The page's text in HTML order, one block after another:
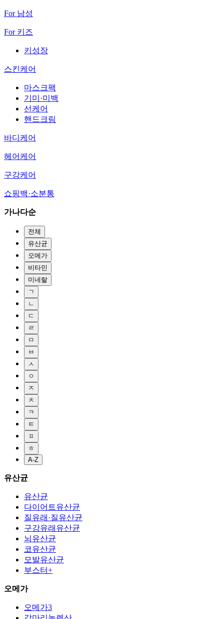
For 남성
For 키즈
키성장
스킨케어
마스크팩
기미·미백
선케어
핸드크림
바디케어
헤어케어
구강케어
쇼핑백·소분통
가나다순
전체
유산균
오메가
비타민
미네랄
ㄱ
ㄴ
ㄷ
ㄹ
ㅁ
ㅂ
ㅅ
ㅇ
ㅈ
ㅊ
ㅋ
ㅌ
ㅍ
ㅎ
A-Z
유산균
유산균
다이어트유산균
질유래·질유산균
구강유래유산균
뇌유산균
코유산균
모발유산균
부스터+
오메가
오메가3